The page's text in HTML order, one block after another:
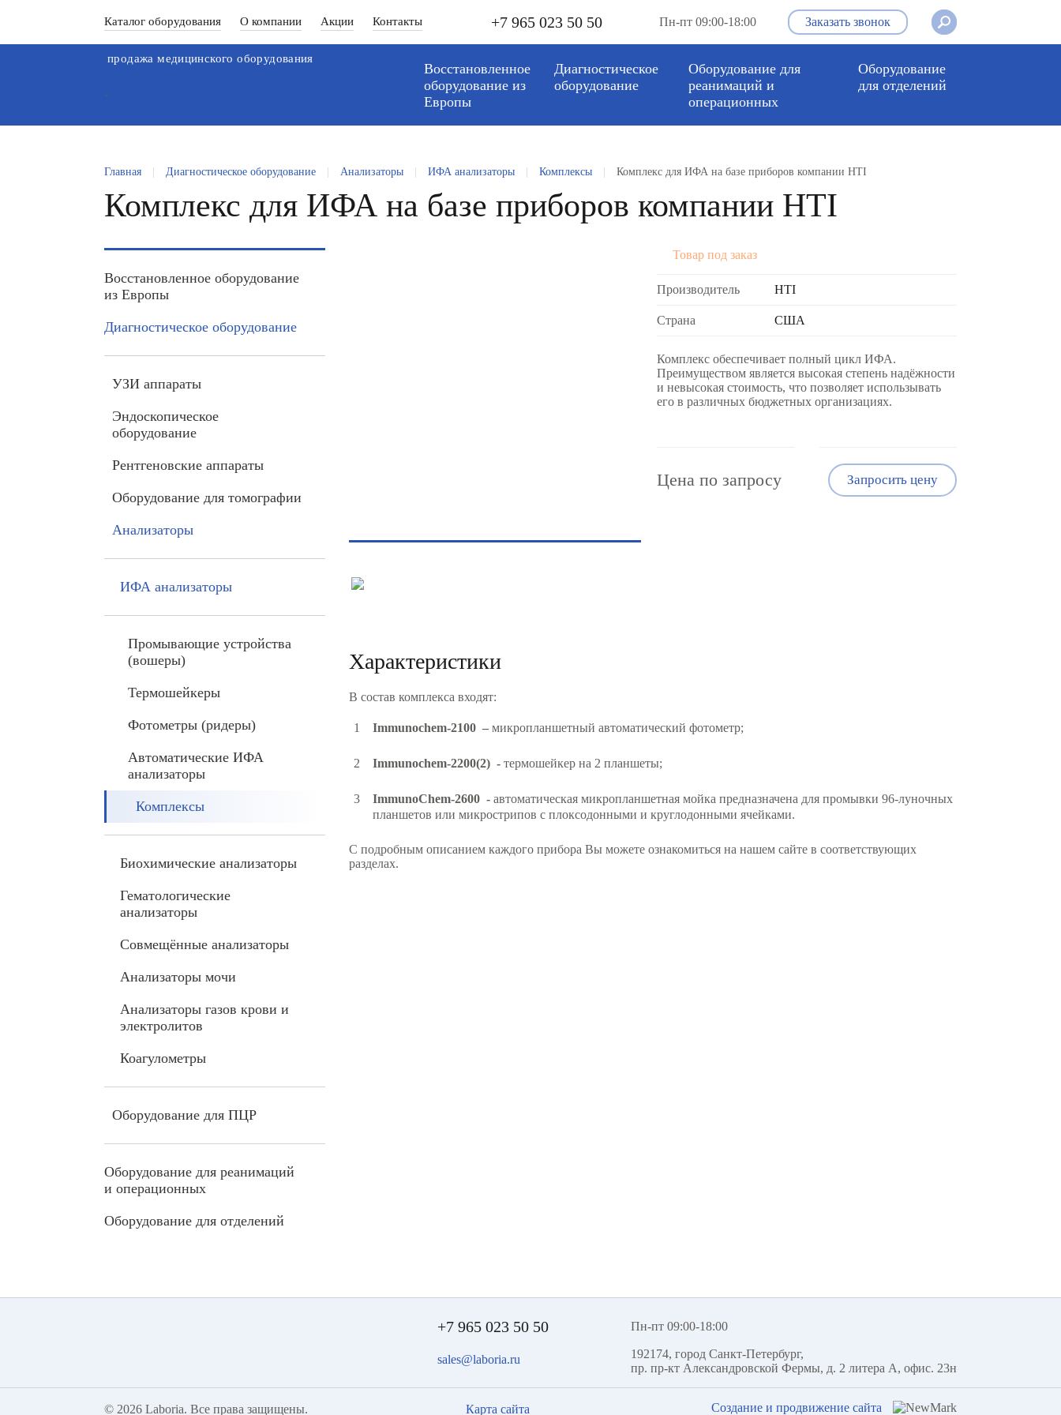
Каталог оборудования О компании Акции Контакты Заказать звонок
Пн-пт 09:00-18:00
+7 965 023 50 50
продажа медицинского оборудования
`
Восстановленное
оборудование из
Европы
Диагностическое
оборудование
Оборудование для
реанимаций и
операционных
Оборудование
для отделений
Главная Диагностическое оборудование Анализаторы ИФА анализаторы Комплексы Комплекс для ИФА на базе приборов компании HTI
Комплекс для ИФА на базе приборов компании HTI
Восстановленное оборудование
из Европы
Диагностическое оборудование
УЗИ аппараты
Эндоскопическое
оборудование
Рентгеновские аппараты
Оборудование для томографии
Анализаторы
ИФА анализаторы
Промывающие устройства
(вошеры)
Термошейкеры
Фотометры (ридеры)
Автоматические ИФА
анализаторы
Комплексы
Биохимические анализаторы
Гематологические
анализаторы
Совмещённые анализаторы
Анализаторы мочи
Анализаторы газов крови и
электролитов
Коагулометры
Оборудование для ПЦР
Оборудование для реанимаций
и операционных
Оборудование для отделений
Товар под заказ
Производитель HTI
Страна США
Комплекс обеспечивает полный цикл ИФА.
Преимуществом является высокая степень надёжности
и невысокая стоимость, что позволяет использывать
его в различных бюджетных организациях.
Цена по запросу Запросить цену
Характеристики
В состав комплекса входят:
Immunochem-2100 – микропланшетный автоматический фотометр;
Immunochem-2200(2) - термошейкер на 2 планшеты;
ImmunoChem-2600 - автоматическая микропланшетная мойка предназначена для промывки 96-луночных
планшетов или микрострипов с плоксодонными и круглодонными ячейками.
С подробным описанием каждого прибора Вы можете ознакомиться на нашем сайте в соответствующих
разделах.
+7 965 023 50 50
sales@laboria.ru
Пн-пт 09:00-18:00
192174, город Санкт-Петербург,
пр. пр-кт Александровской Фермы, д. 2 литера А, офис. 23н
© 2026 Laboria. Все права защищены. Карта сайта Создание и продвижение сайта